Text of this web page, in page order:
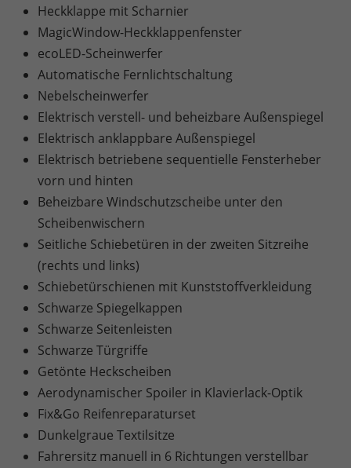
Heckklappe mit Scharnier
MagicWindow-Heckklappenfenster
ecoLED-Scheinwerfer
Automatische Fernlichtschaltung
Nebelscheinwerfer
Elektrisch verstell- und beheizbare Außenspiegel
Elektrisch anklappbare Außenspiegel
Elektrisch betriebene sequentielle Fensterheber
vorn und hinten
Beheizbare Windschutzscheibe unter den
Scheibenwischern
Seitliche Schiebetüren in der zweiten Sitzreihe
(rechts und links)
Schiebetürschienen mit Kunststoffverkleidung
Schwarze Spiegelkappen
Schwarze Seitenleisten
Schwarze Türgriffe
Getönte Heckscheiben
Aerodynamischer Spoiler in Klavierlack-Optik
Fix&Go Reifenreparaturset
Dunkelgraue Textilsitze
Fahrersitz manuell in 6 Richtungen verstellbar